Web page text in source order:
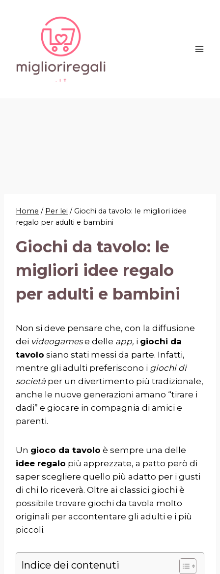
contenuto
Home / Per lei / Giochi da tavolo: le migliori idee
regalo per adulti e bambini
Giochi da tavolo: le
migliori idee regalo
per adulti e bambini
Non si deve pensare che, con la diffusione
dei videogamese delle app, i giochi da
tavolo siano stati messi da parte. Infatti,
mentre gli adulti preferiscono i giochi di
società per un divertimento più tradizionale,
anche le nuove generazioni amano “tirare i
dadi” e giocare in compagnia di amici e
parenti.
Un gioco da tavolo è sempre una delle
idee regalo più apprezzate, a patto però di
saper scegliere quello più adatto per i gusti
di chi lo riceverà. Oltre ai classici giochi è
possibile trovare giochi da tavola molto
originali per accontentare gli adulti e i più
piccoli.
Indice dei contenuti